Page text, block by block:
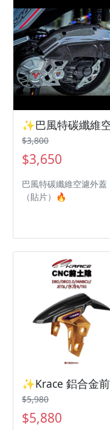
$3,800
$3,650
巴風特碳纖維空濾外蓋
（貼片）🔥
$5,980
$5,880